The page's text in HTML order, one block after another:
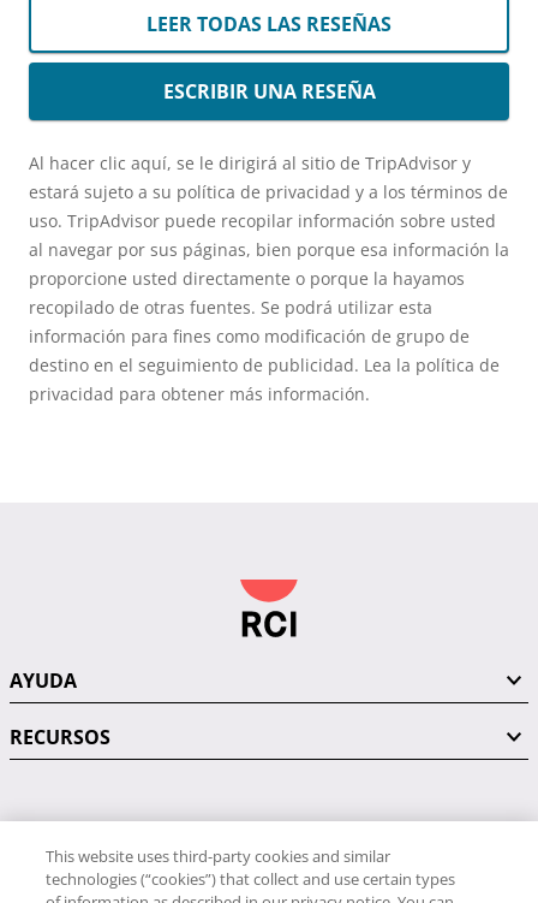
LEER TODAS LAS RESEÑAS
ESCRIBIR UNA RESEÑA
Al hacer clic aquí, se le dirigirá al sitio de TripAdvisor y
estará sujeto a su política de privacidad y a los términos de
uso. TripAdvisor puede recopilar información sobre usted
al navegar por sus páginas, bien porque esa información la
proporcione usted directamente o porque la hayamos
recopilado de otras fuentes. Se podrá utilizar esta
información para fines como modificación de grupo de
destino en el seguimiento de publicidad. Lea la política de
privacidad para obtener más información.
AYUDA
RECURSOS
PÓNGASE EN CONTACTO CON NOSOTROS
This website uses third-party cookies and similar
technologies (“cookies”) that collect and use certain types